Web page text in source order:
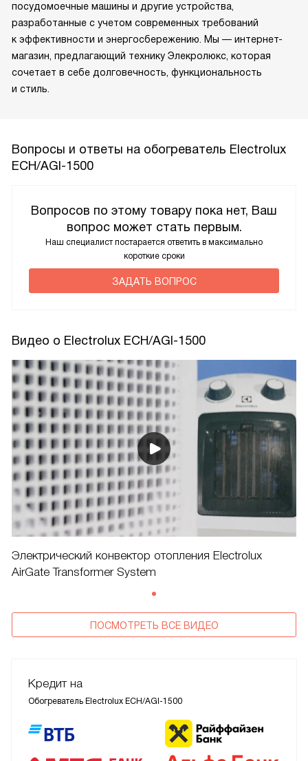
посудомоечные машины и другие устройства,
разработанные с учетом современных требований
к эффективности и энергосбережению. Мы — интернет-
магазин, предлагающий технику Элекролюкс, которая
сочетает в себе долговечность, функциональность
и стиль.
Вопросы и ответы на обогреватель Electrolux
ECH/AGI-1500
Вопросов по этому товару пока нет, Ваш
вопрос может стать первым.
Наш специалист постарается ответить в максимально
короткие сроки
ЗАДАТЬ ВОПРОС
Видео о Electrolux ECH/AGI-1500
Электрический конвектор отопления Electrolux
AirGate Transformer System
ПОСМОТРЕТЬ ВСЕ ВИДЕО
Кредит на
Обогреватель Electrolux ECH/AGI-1500